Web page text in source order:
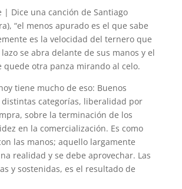
| Dice una canción de Santiago
“el menos apurado es el que sabe
es la velocidad del ternero que
se abra delante de sus manos y el
otra panza mirando al celo.
tiene mucho de eso: Buenos
distintas categorías, liberalidad por
sobre la terminación de los
en la comercialización. Es como
las manos; aquello largamente
realidad y se debe aprovechar. Las
y sostenidas, es el resultado de